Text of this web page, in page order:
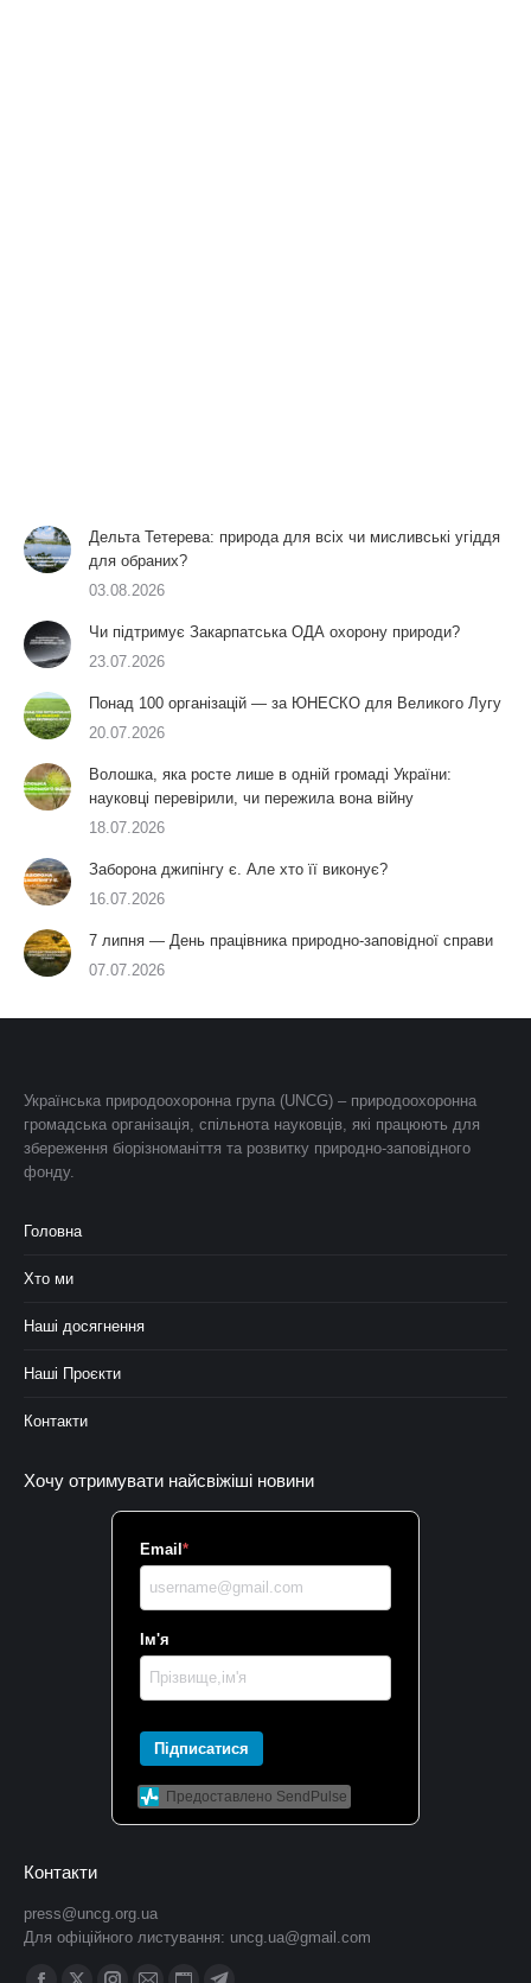
Дельта Тетерева: природа для всіх чи мисливські угіддя
для обраних?
03.08.2026
Чи підтримує Закарпатська ОДА охорону природи?
23.07.2026
Понад 100 організацій — за ЮНЕСКО для Великого Лугу
20.07.2026
Волошка, яка росте лише в одній громаді України:
науковці перевірили, чи пережила вона війну
18.07.2026
Заборона джипінгу є. Але хто її виконує?
16.07.2026
7 липня — День працівника природно-заповідної справи
07.07.2026
Українська природоохоронна група (UNCG) – природоохоронна
громадська організація, спільнота науковців, які працюють для
збереження біорізноманіття та розвитку природно-заповідного
фонду.
Головна
Хто ми
Наші досягнення
Наші Проєкти
Контакти
Хочу отримувати найсвіжіші новини
Email *
Ім'я
Підписатися
Предоставлено SendPulse
Контакти
press@uncg.org.ua
Для офіційного листування: uncg.ua@gmail.com
Find us on: